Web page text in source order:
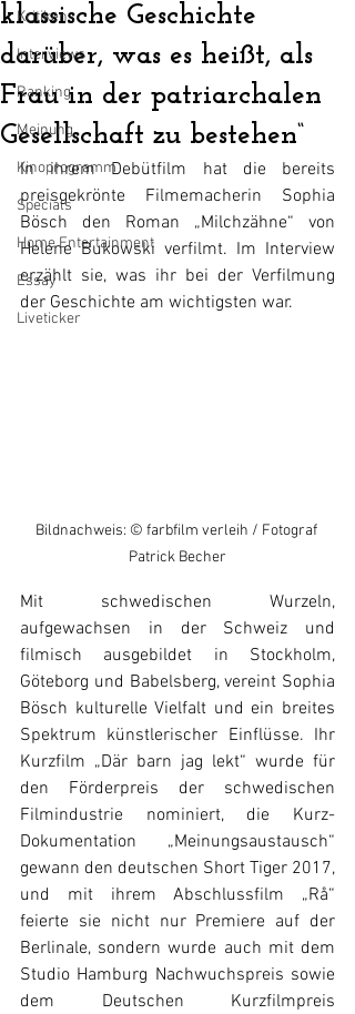
Kritiken
Interviews
Ranking
Meinung
Kinoprogramm
Specials
Home Entertainment
Essay
Liveticker
klassische Geschichte
darüber, was es heißt, als
Frau in der patriarchalen
Gesellschaft zu bestehen“
In ihrem Debütfilm hat die bereits
preisgekrönte Filmemacherin Sophia
Bösch den Roman „Milchzähne“ von
Helene Bukowski verfilmt. Im Interview
erzählt sie, was ihr bei der Verfilmung
der Geschichte am wichtigsten war.
Bildnachweis: © farbfilm verleih / Fotograf
Patrick Becher
Mit schwedischen Wurzeln,
aufgewachsen in der Schweiz und
filmisch ausgebildet in Stockholm,
Göteborg und Babelsberg, vereint Sophia
Bösch kulturelle Vielfalt und ein breites
Spektrum künstlerischer Einflüsse. Ihr
Kurzfilm „Där barn jag lekt“ wurde für
den Förderpreis der schwedischen
Filmindustrie nominiert, die Kurz-
Dokumentation „Meinungsaustausch“
gewann den deutschen Short Tiger 2017,
und mit ihrem Abschlussfilm „Rå“
feierte sie nicht nur Premiere auf der
Berlinale, sondern wurde auch mit dem
Studio Hamburg Nachwuchspreis sowie
dem Deutschen Kurzfilmpreis